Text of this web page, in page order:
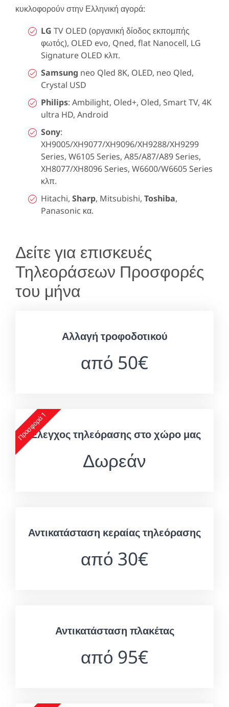
κυκλοφορούν στην Ελληνική αγορά:
LG TV OLED (οργανική δίοδος εκπομπής
φωτός), OLED evo, Qned, flat Nanocell, LG
Signature OLED κλπ.
Samsung neo Qled 8K, OLED, neo Qled,
Crystal USD
Philips: Ambilight, Oled+, Oled, Smart TV, 4K
ultra HD, Android
Sony:
XH9005/XH9077/XH9096/XH9288/XH9299
Series, W6105 Series, A85/A87/A89 Series,
XH8077/XH8096 Series, W6600/W6605 Series
κλπ.
Hitachi, Sharp, Mitsubishi, Toshiba,
Panasonic κα.
Δείτε για επισκευές
Τηλεοράσεων Προσφορές
του μήνα
Αλλαγή τροφοδοτικού
από 50€
Προσφορά 1
Έλεγχος τηλεόρασης στο χώρο μας
Δωρεάν
Αντικατάσταση κεραίας τηλεόρασης
από 30€
Αντικατάσταση πλακέτας
από 95€